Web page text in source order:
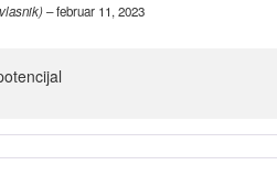
–februar 11, 2023